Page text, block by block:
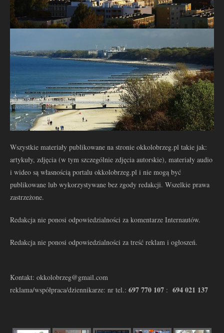
Wszystkie materiały publikowane na stronie okkolobrzeg.pl takie jak:
artykuły, zdjęcia (w tym szczególnie zdjęcia autorskie), materiały audio
i wideo są własnością portalu okkolobrzeg.pl i nie mogą być
publikowane lub wykorzystywane bez zgody redakcji. Wszelkie prawa
zastrzeżone.
Redakcja nie ponosi odpowiedzialności za komentarze Internautów.
Redakcja nie ponosi odpowiedzialności za treść reklam i ogłoszeń.
Kontakt: okkolobrzeg@gmail.com
reklama/współpraca/dziennikarze: nr tel.: 697 770 107 : 694 021 137